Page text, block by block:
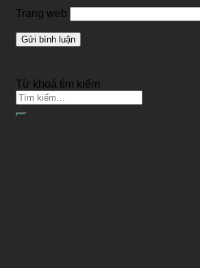
Trang web
Từ khoá tìm kiếm